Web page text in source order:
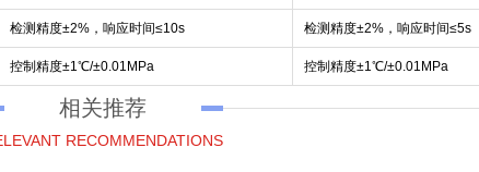
检测精度±2%，响应时间≤10s 检测精度±2%，响应时间≤5s
控制精度±1℃/±0.01MPa 控制精度±1℃/±0.01MPa
相关推荐
RECOMMENDATIONS